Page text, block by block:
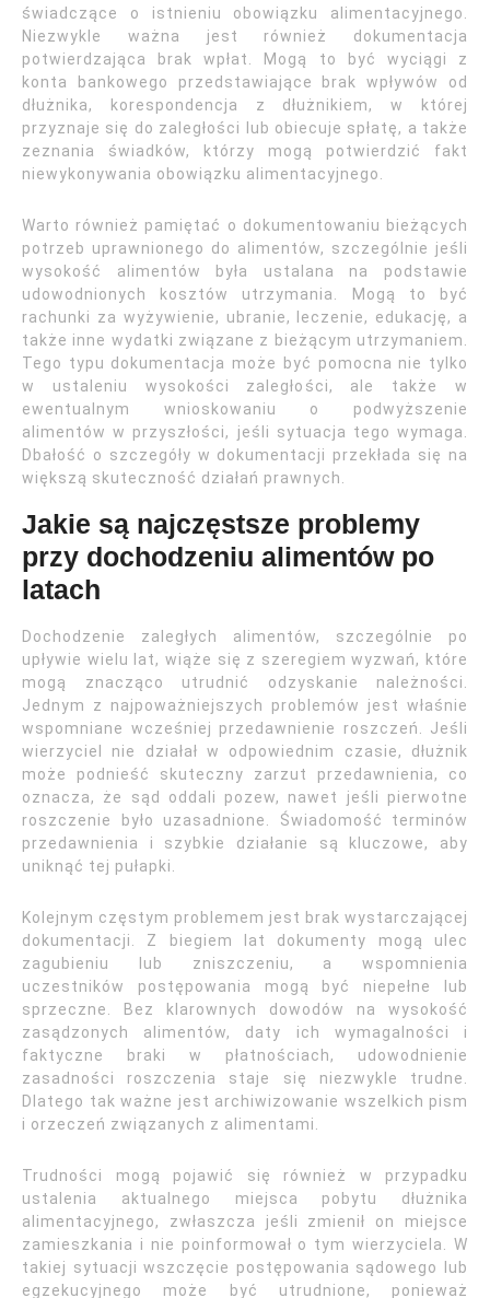
świadczące o istnieniu obowiązku alimentacyjnego.
Niezwykle ważna jest również dokumentacja
potwierdzająca brak wpłat. Mogą to być wyciągi z
konta bankowego przedstawiające brak wpływów od
dłużnika, korespondencja z dłużnikiem, w której
przyznaje się do zaległości lub obiecuje spłatę, a także
zeznania świadków, którzy mogą potwierdzić fakt
niewykonywania obowiązku alimentacyjnego.
Warto również pamiętać o dokumentowaniu bieżących
potrzeb uprawnionego do alimentów, szczególnie jeśli
wysokość alimentów była ustalana na podstawie
udowodnionych kosztów utrzymania. Mogą to być
rachunki za wyżywienie, ubranie, leczenie, edukację, a
także inne wydatki związane z bieżącym utrzymaniem.
Tego typu dokumentacja może być pomocna nie tylko
w ustaleniu wysokości zaległości, ale także w
ewentualnym wnioskowaniu o podwyższenie
alimentów w przyszłości, jeśli sytuacja tego wymaga.
Dbałość o szczegóły w dokumentacji przekłada się na
większą skuteczność działań prawnych.
Jakie są najczęstsze problemy
przy dochodzeniu alimentów po
latach
Dochodzenie zaległych alimentów, szczególnie po
upływie wielu lat, wiąże się z szeregiem wyzwań, które
mogą znacząco utrudnić odzyskanie należności.
Jednym z najpoważniejszych problemów jest właśnie
wspomniane wcześniej przedawnienie roszczeń. Jeśli
wierzyciel nie działał w odpowiednim czasie, dłużnik
może podnieść skuteczny zarzut przedawnienia, co
oznacza, że sąd oddali pozew, nawet jeśli pierwotne
roszczenie było uzasadnione. Świadomość terminów
przedawnienia i szybkie działanie są kluczowe, aby
uniknąć tej pułapki.
Kolejnym częstym problemem jest brak wystarczającej
dokumentacji. Z biegiem lat dokumenty mogą ulec
zagubieniu lub zniszczeniu, a wspomnienia
uczestników postępowania mogą być niepełne lub
sprzeczne. Bez klarownych dowodów na wysokość
zasądzonych alimentów, daty ich wymagalności i
faktyczne braki w płatnościach, udowodnienie
zasadności roszczenia staje się niezwykle trudne.
Dlatego tak ważne jest archiwizowanie wszelkich pism
i orzeczeń związanych z alimentami.
Trudności mogą pojawić się również w przypadku
ustalenia aktualnego miejsca pobytu dłużnika
alimentacyjnego, zwłaszcza jeśli zmienił on miejsce
zamieszkania i nie poinformował o tym wierzyciela. W
takiej sytuacji wszczęcie postępowania sądowego lub
egzekucyjnego może być utrudnione, ponieważ